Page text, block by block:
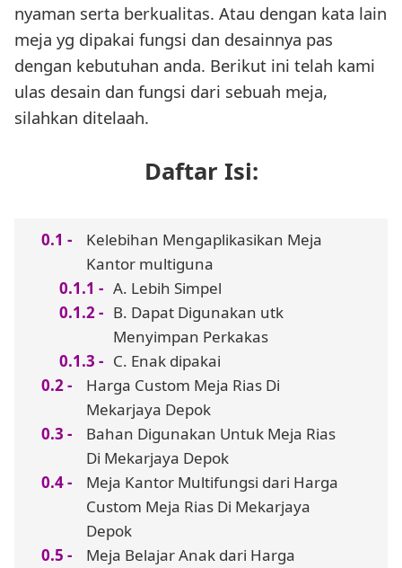
nyaman serta berkualitas. Atau dengan kata lain
meja yg dipakai fungsi dan desainnya pas
dengan kebutuhan anda. Berikut ini telah kami
ulas desain dan fungsi dari sebuah meja,
silahkan ditelaah.
Daftar Isi:
Kelebihan Mengaplikasikan Meja
Kantor multiguna
A. Lebih Simpel
B. Dapat Digunakan utk
Menyimpan Perkakas
C. Enak dipakai
Harga Custom Meja Rias Di
Mekarjaya Depok
Bahan Digunakan Untuk Meja Rias
Di Mekarjaya Depok
Meja Kantor Multifungsi dari Harga
Custom Meja Rias Di Mekarjaya
Depok
Meja Belajar Anak dari Harga